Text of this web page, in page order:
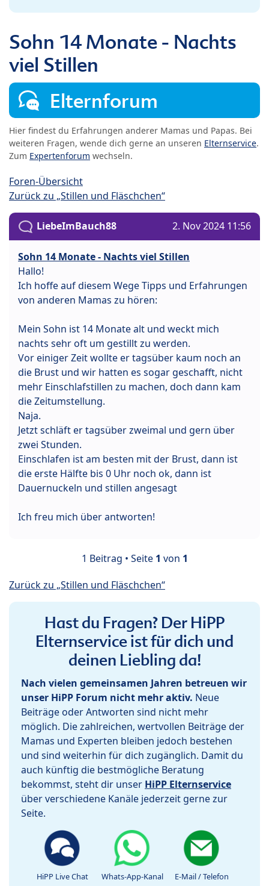
Sohn 14 Monate - Nachts
viel Stillen
Elternforum
Hier findest du Erfahrungen anderer Mamas und Papas. Bei
weiteren Fragen, wende dich gerne an unseren Elternservice.
Zum Expertenforum wechseln.
Foren-Übersicht
Zurück zu „Stillen und Fläschchen“
LiebeImBauch88 2. Nov 2024 11:56
Sohn 14 Monate - Nachts viel Stillen
Hallo!
Ich hoffe auf diesem Wege Tipps und Erfahrungen
von anderen Mamas zu hören:
Mein Sohn ist 14 Monate alt und weckt mich
nachts sehr oft um gestillt zu werden.
Vor einiger Zeit wollte er tagsüber kaum noch an
die Brust und wir hatten es sogar geschafft, nicht
mehr Einschlafstillen zu machen, doch dann kam
die Zeitumstellung.
Naja.
Jetzt schläft er tagsüber zweimal und gern über
zwei Stunden.
Einschlafen ist am besten mit der Brust, dann ist
die erste Hälfte bis 0 Uhr noch ok, dann ist
Dauernuckeln und stillen angesagt
Ich freu mich über antworten!
1 Beitrag • Seite 1 von 1
Zurück zu „Stillen und Fläschchen“
Hast du Fragen? Der HiPP
Elternservice ist für dich und
deinen Liebling da!
Nach vielen gemeinsamen Jahren betreuen wir
unser HiPP Forum nicht mehr aktiv. Neue
Beiträge oder Antworten sind nicht mehr
möglich. Die zahlreichen, wertvollen Beiträge der
Mamas und Experten bleiben jedoch bestehen
und sind weiterhin für dich zugänglich. Damit du
auch künftig die bestmögliche Beratung
bekommst, steht dir unser HiPP Elternservice
über verschiedene Kanäle jederzeit gerne zur
Seite.
HiPP Live Chat Whats-App-Kanal E-Mail / Telefon